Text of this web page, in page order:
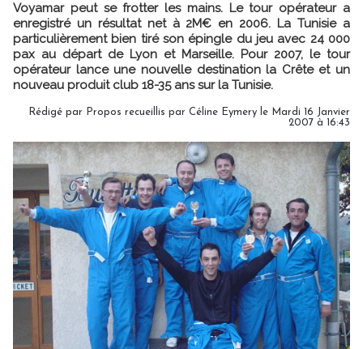
Voyamar peut se frotter les mains. Le tour opérateur a
enregistré un résultat net à 2M€ en 2006. La Tunisie a
particulièrement bien tiré son épingle du jeu avec 24 000
pax au départ de Lyon et Marseille. Pour 2007, le tour
opérateur lance une nouvelle destination la Crête et un
nouveau produit club 18-35 ans sur la Tunisie.
Rédigé par Propos recueillis par Céline Eymery le Mardi 16 Janvier
2007 à 16:43